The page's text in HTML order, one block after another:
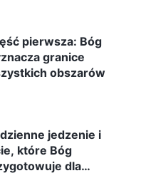
sytuacja?
im zapewniał
ukończy swoje
odmieni
Być może
tych samych
Tym jednak, co
wiedzieć, jest
pierwsza: Bóg
granice
obszarów
jedzenie i
które Bóg
dla